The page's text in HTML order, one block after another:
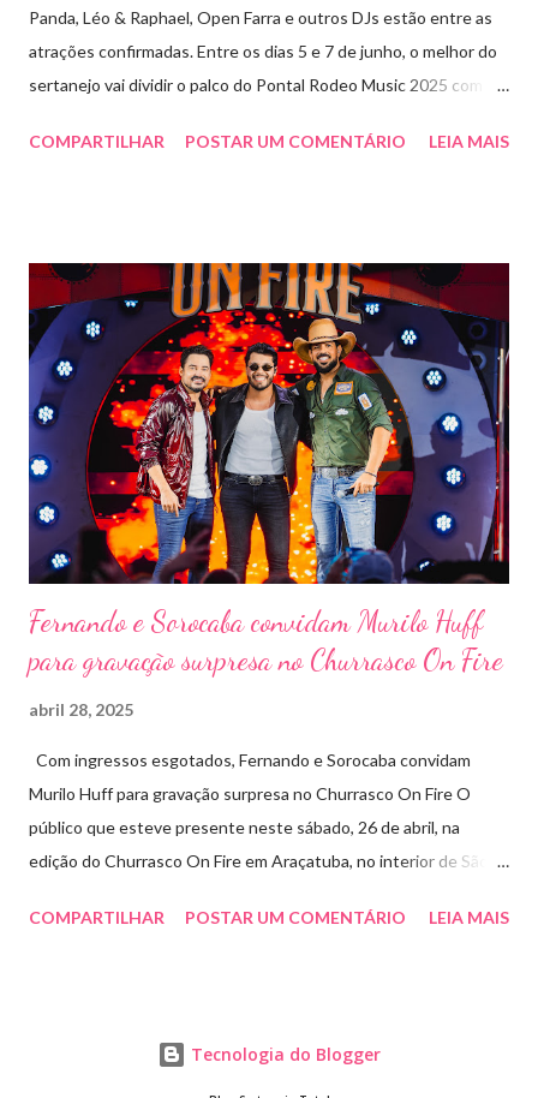
Panda, Léo & Raphael, Open Farra e outros DJs estão entre as
atrações confirmadas. Entre os dias 5 e 7 de junho, o melhor do
sertanejo vai dividir o palco do Pontal Rodeo Music 2025 com o
outras atrações. Esta edição da festa, que ocupa lugar de
requisitados pelos organizadores de eventos em todo o país.
Pela segunda vez, a organização do evento está a cargo da
Marini Eventos — empresa com ampla experiência na promoção
de grandes festivais pelo Brasil, como a retomada da FAPIL
(Feira Agropecuária e Industrial de Leme) no ano passado. O
Pontal Rodeo Music reforça mais uma vez seu compromisso
social: os ingressos poderão ser trocados por 1 kg de alimento
não perecível. Toda a arr...
COMPARTILHAR POSTAR UM COMENTÁRIO LEIA MAIS
Fernando e Sorocaba convidam Murilo Huff
para gravação surpresa no Churrasco On Fire
abril 28, 2025
Com ingressos esgotados, Fernando e Sorocaba convidam
Murilo Huff para gravação surpresa no Churrasco On Fire O
público que esteve presente neste sábado, 26 de abril, na
edição do Churrasco On Fire em Araçatuba, no interior de São
Huff subiu ao palco de surpresa para gravar duas faixas ao lado
Fire. Murilo gravou ao lado de Fernando e Sorocaba a inédita “Já
COMPARTILHAR POSTAR UM COMENTÁRIO LEIA MAIS
Tecnologia do Blogger